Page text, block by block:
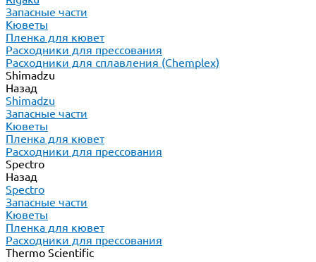
Запасные части
Кюветы
Пленка для кювет
Расходники для прессования
Расходники для сплавления (Chemplex)
Shimadzu
Назад
Shimadzu
Запасные части
Кюветы
Пленка для кювет
Расходники для прессования
Spectro
Назад
Spectro
Запасные части
Кюветы
Пленка для кювет
Расходники для прессования
Thermo Scientific